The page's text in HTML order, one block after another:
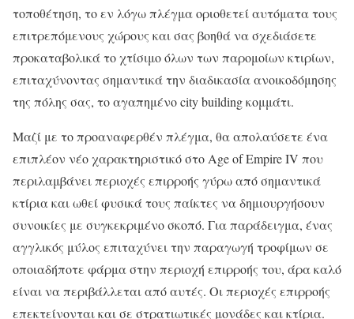
τοποθέτηση, το εν λόγω πλέγμα οριοθετεί αυτόματα τους
επιτρεπόμενους χώρους και σας βοηθά να σχεδιάσετε
προκαταβολικά το χτίσιμο όλων των παρομοίων κτιρίων,
επιταχύνοντας σημαντικά την διαδικασία ανοικοδόμησης
της πόλης σας, το αγαπημένο city building κομμάτι.
Μαζί με το προαναφερθέν πλέγμα, θα απολαύσετε ένα
επιπλέον νέο χαρακτηριστικό στο Age of Empire IV που
περιλαμβάνει περιοχές επιρροής γύρω από σημαντικά
κτίρια και ωθεί φυσικά τους παίκτες να δημιουργήσουν
συνοικίες με συγκεκριμένο σκοπό. Για παράδειγμα, ένας
αγγλικός μύλος επιταχύνει την παραγωγή τροφίμων σε
οποιαδήποτε φάρμα στην περιοχή επιρροής του, άρα καλό
είναι να περιβάλλεται από αυτές. Οι περιοχές επιρροής
επεκτείνονται και σε στρατιωτικές μονάδες και κτίρια.